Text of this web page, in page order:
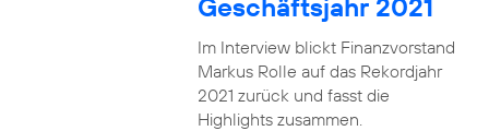
Geschäftsjahr 2021
Im Interview blickt Finanzvorstand
Markus Rolle auf das Rekordjahr
2021 zurück und fasst die
Highlights zusammen.